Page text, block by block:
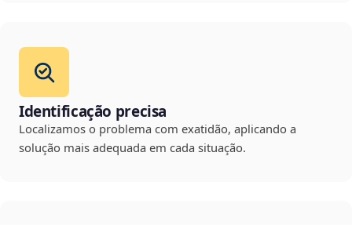
Identificação precisa
Localizamos o problema com exatidão, aplicando a
solução mais adequada em cada situação.